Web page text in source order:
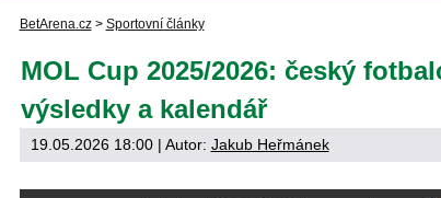
BetArena.cz > Sportovní články
MOL Cup 2025/2026: český
výsledky a kalendář
19.05.2026 18:00| Autor: Jakub Heřmánek